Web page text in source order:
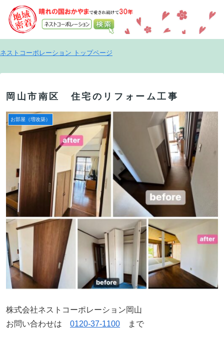
ネストコーポレーション トップページ
岡山市南区 住宅のリフォーム工事
お部屋（増改築）
株式会社ネストコーポレーション岡山
お問い合わせは 0120-37-1100 まで